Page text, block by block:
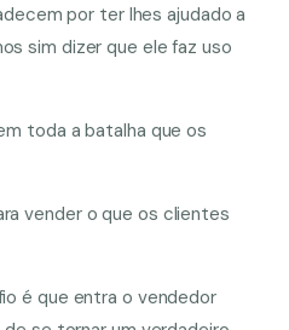
por ter lhes ajudado a
sim dizer que ele faz uso
toda a batalha que os
vender o que os clientes
é que entra o vendedor